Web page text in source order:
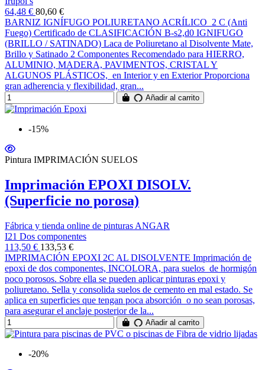
64,48 € 80,60 €
BARNIZ IGNÍFUGO POLIURETANO ACRÍLICO 2 C (Anti
Fuego) Certificado de CLASIFICACIÓN B-s2,d0 IGNIFUGO
(BRILLO / SATINADO) Laca de Poliuretano al Disolvente Mate,
Brillo y Satinado 2 Componentes Recomendado para HIERRO,
ALUMINIO, MADERA, PAVIMENTOS, CRISTAL Y
ALGUNOS PLÁSTICOS, en Interior y en Exterior Proporciona
gran adherencia y flexibilidad, gran...
Añadir al carrito
-15%
Pintura IMPRIMACIÓN SUELOS
Imprimación EPOXI DISOLV.
(Superficie no porosa)
Fábrica y tienda online de pinturas ANGAR
I21 Dos componentes
113,50 € 133,53 €
IMPRIMACIÓN EPOXI 2C AL DISOLVENTE Imprimación de
epoxi de dos componentes, INCOLORA, para suelos de hormigón
poco porosos. Sobre ella se pueden aplicar pinturas epoxi y
poliuretano. Sella y consolida suelos de cemento en mal estado. Se
aplica en superficies que tengan poca absorción o no sean porosas,
para asegurar el anclaje posterior de la...
Añadir al carrito
-20%